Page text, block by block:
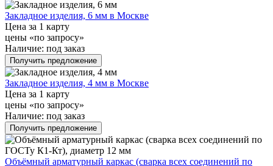
Закладное изделия, 6 мм в Москве
Цена за 1 карту
цены «по запросу»
Наличие: под заказ
Получить предложение
Закладное изделия, 4 мм в Москве
Цена за 1 карту
цены «по запросу»
Наличие: под заказ
Получить предложение
Объёмный арматурный каркас (сварка всех соединений по